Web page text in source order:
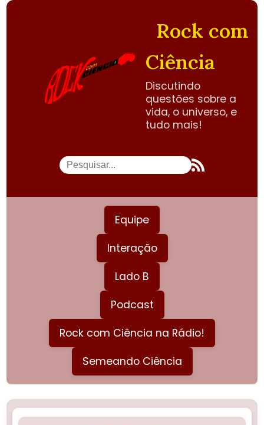
Rock com
Ciência
Discutindo
questões sobre a
vida, o universo, e
tudo mais!
Equipe
Interação
Lado B
Podcast
Rock com Ciência na Rádio!
Semeando Ciência